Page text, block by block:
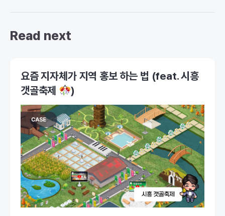
Read next
요즘 지자체가 지역 홍보 하는 법 (feat. 시흥
갯골축제
)